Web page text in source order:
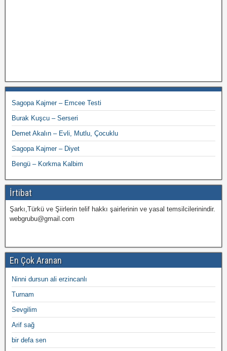
Sagopa Kajmer – Emcee Testi
Burak Kuşcu – Serseri
Demet Akalın – Evli, Mutlu, Çocuklu
Sagopa Kajmer – Diyet
Bengü – Korkma Kalbim
İrtibat
Şarkı,Türkü ve Şiirlerin telif hakkı şairlerinin ve yasal temsilcilerinindir.
webgrubu@gmail.com
En Çok Aranan
Ninni dursun ali erzincanlı
Turnam
Sevgilim
Arif sağ
bir defa sen